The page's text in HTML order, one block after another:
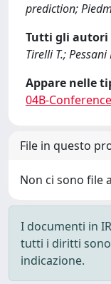
prediction;
Tutti gli autori
Tirelli T.; Pessani
Appare nelle
04B-
File in questo
Non ci sono file
I documenti in
tutti i diritti
indicazione.